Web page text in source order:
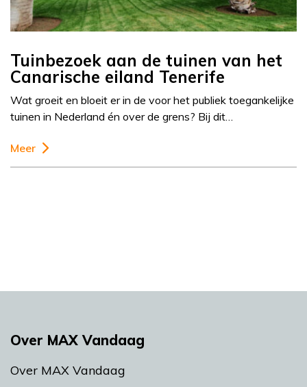
Tuinbezoek aan de tuinen van het
Canarische eiland Tenerife
Wat groeit en bloeit er in de voor het publiek toegankelijke
tuinen in Nederland én over de grens? Bij dit…
Meer
Over MAX Vandaag
Over MAX Vandaag